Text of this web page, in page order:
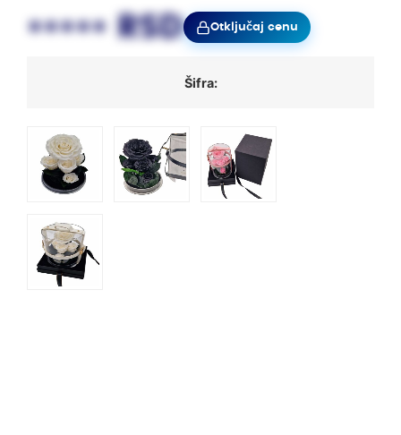
••••• RSD Otključaj cenu
Šifra: